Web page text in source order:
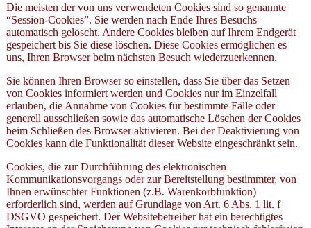
Die meisten der von uns verwendeten Cookies sind so genannte
“Session-Cookies”. Sie werden nach Ende Ihres Besuchs
automatisch gelöscht. Andere Cookies bleiben auf Ihrem Endgerät
gespeichert bis Sie diese löschen. Diese Cookies ermöglichen es
uns, Ihren Browser beim nächsten Besuch wiederzuerkennen.
Sie können Ihren Browser so einstellen, dass Sie über das Setzen
von Cookies informiert werden und Cookies nur im Einzelfall
erlauben, die Annahme von Cookies für bestimmte Fälle oder
generell ausschließen sowie das automatische Löschen der Cookies
beim Schließen des Browser aktivieren. Bei der Deaktivierung von
Cookies kann die Funktionalität dieser Website eingeschränkt sein.
Cookies, die zur Durchführung des elektronischen
Kommunikationsvorgangs oder zur Bereitstellung bestimmter, von
Ihnen erwünschter Funktionen (z.B. Warenkorbfunktion)
erforderlich sind, werden auf Grundlage von Art. 6 Abs. 1 lit. f
DSGVO gespeichert. Der Websitebetreiber hat ein berechtigtes